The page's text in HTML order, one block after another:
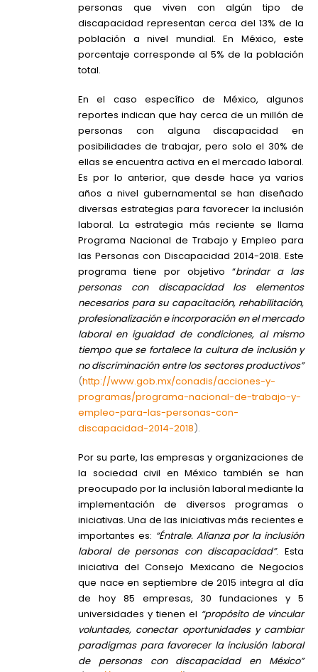
personas que viven con algún tipo de
discapacidad representan cerca del 13% de la
población a nivel mundial. En México, este
porcentaje corresponde al 5% de la población
total.
En el caso específico de México, algunos
reportes indican que hay cerca de un millón de
personas con alguna discapacidad en
posibilidades de trabajar, pero solo el 30% de
ellas se encuentra activa en el mercado laboral.
Es por lo anterior, que desde hace ya varios
años a nivel gubernamental se han diseñado
diversas estrategias para favorecer la inclusión
laboral. La estrategia más reciente se llama
Programa Nacional de Trabajo y Empleo para
las Personas con Discapacidad 2014-2018. Este
programa tiene por objetivo “brindar a las
personas con discapacidad los elementos
necesarios para su capacitación, rehabilitación,
profesionalización e incorporación en el mercado
laboral en igualdad de condiciones, al mismo
tiempo que se fortalece la cultura de inclusión y
no discriminación entre los sectores productivos”
(http://www.gob.mx/conadis/acciones-y-
programas/programa-nacional-de-trabajo-y-
empleo-para-las-personas-con-
discapacidad-2014-2018).
Por su parte, las empresas y organizaciones de
la sociedad civil en México también se han
preocupado por la inclusión laboral mediante la
implementación de diversos programas o
iniciativas. Una de las iniciativas más recientes e
importantes es: “Éntrale. Alianza por la inclusión
laboral de personas con discapacidad”. Esta
iniciativa del Consejo Mexicano de Negocios
que nace en septiembre de 2015 integra al día
de hoy 85 empresas, 30 fundaciones y 5
universidades y tienen el “propósito de vincular
voluntades, conectar oportunidades y cambiar
paradigmas para favorecer la inclusión laboral
de personas con discapacidad en México”